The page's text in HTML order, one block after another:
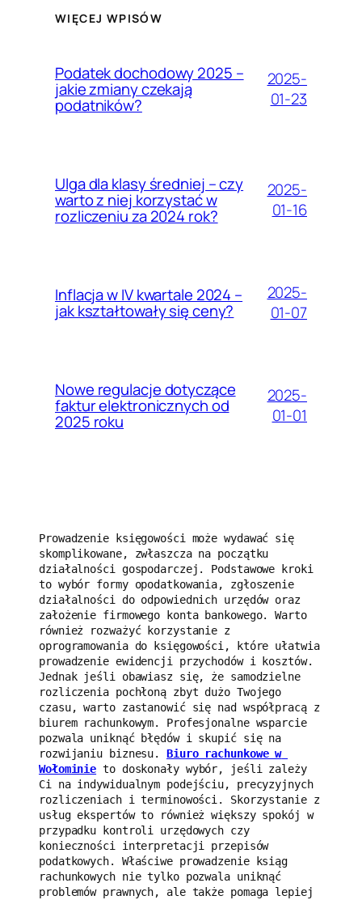
WIĘCEJ WPISÓW
Podatek dochodowy 2025 –
jakie zmiany czekają
podatników?
2025-
01-23
Ulga dla klasy średniej – czy
warto z niej korzystać w
rozliczeniu za 2024 rok?
2025-
01-16
Inflacja w IV kwartale 2024 –
jak kształtowały się ceny?
2025-
01-07
Nowe regulacje dotyczące
faktur elektronicznych od
2025 roku
2025-
01-01
Prowadzenie księgowości może wydawać się
skomplikowane, zwłaszcza na początku
działalności gospodarczej. Podstawowe kroki
to wybór formy opodatkowania, zgłoszenie
działalności do odpowiednich urzędów oraz
założenie firmowego konta bankowego. Warto
również rozważyć korzystanie z
oprogramowania do księgowości, które ułatwia
prowadzenie ewidencji przychodów i kosztów.
Jednak jeśli obawiasz się, że samodzielne
rozliczenia pochłoną zbyt dużo Twojego
czasu, warto zastanowić się nad współpracą z
biurem rachunkowym. Profesjonalne wsparcie
pozwala uniknąć błędów i skupić się na
rozwijaniu biznesu. Biuro rachunkowe w
Wołominie to doskonały wybór, jeśli zależy
Ci na indywidualnym podejściu, precyzyjnych
rozliczeniach i terminowości. Skorzystanie z
usług ekspertów to również większy spokój w
przypadku kontroli urzędowych czy
konieczności interpretacji przepisów
podatkowych. Właściwe prowadzenie ksiąg
rachunkowych nie tylko pozwala uniknąć
problemów prawnych, ale także pomaga lepiej